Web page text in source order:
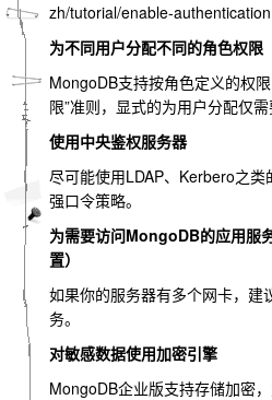
zh/tutorial/enable-
为不同用户分配不同的角色权限
MongoDB支持按角色定义的权
限”准则，显式的为用户分配仅需
使用中央鉴权服务器
尽可能使用LDAP、Kerbero之
强口令策略。
为需要访问MongoDB的应用服
置）
如果你的服务器有多个网卡，建
务。
对敏感数据使用加密引擎
MongoDB企业版支持存储加密